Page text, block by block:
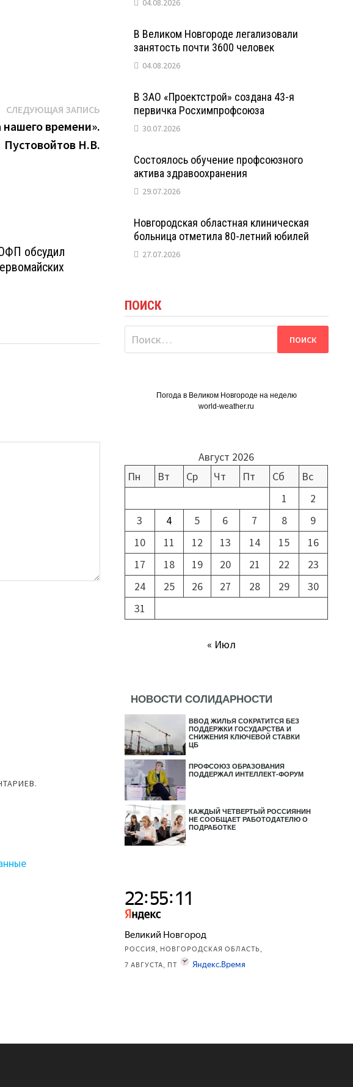
СЛЕДУЮЩАЯ ЗАПИСЬСледующая
времени».
Пустовойтов Н.В.
обсудил
04.08.2026
В Великом Новгороде легализовали
занятость почти 3600 человек
04.08.2026
В ЗАО «Проектстрой» создана 43-я
первичка Росхимпрофсоюза
30.07.2026
Состоялось обучение профсоюзного
актива здравоохранения
29.07.2026
Новгородская областная клиническая
больница отметила 80-летний юбилей
27.07.2026
ПОИСК
Найти:
Погода в Великом Новгороде на неделю
world-weather.ru
Август 2026
Пн
Вт Ср Чт Пт Сб
Вс
1
2
3
4 5 6 7 8
9
10
11 12 13 14 15
16
17
18 19 20 21 22
23
24
25 26 27 28 29
30
31
« Июл
НОВОСТИ СОЛИДАРНОСТИ
ВВОД ЖИЛЬЯ СОКРАТИТСЯ БЕЗ
ПОДДЕРЖКИ ГОСУДАРСТВА И
СНИЖЕНИЯ КЛЮЧЕВОЙ СТАВКИ
ЦБ
ПРОФСОЮЗ ОБРАЗОВАНИЯ
ПОДДЕРЖАЛ ИНТЕЛЛЕКТ-ФОРУМ
КАЖДЫЙ ЧЕТВЕРТЫЙ РОССИЯНИН
НЕ СООБЩАЕТ РАБОТОДАТЕЛЮ О
ПОДРАБОТКЕ